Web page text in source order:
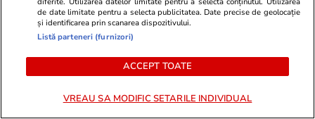
de date limitate pentru a selecta publicitatea. Date precise de geolocație
și identificarea prin scanarea dispozitivului.
Listă parteneri (furnizori)
ACCEPT TOATE
VREAU SA MODIFIC SETARILE INDIVIDUAL